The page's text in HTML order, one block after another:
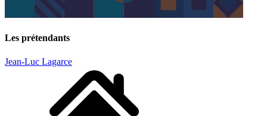
Les prétendants
Jean-Luc Lagarce